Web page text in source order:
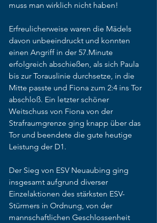
muss man wirklich nicht haben!
Erfreulicherweise waren die Mädels
davon unbeeindruckt und konnten
einen Angriff in der 57.Minute
erfolgreich abschießen, als sich Paula
bis zur Torauslinie durchsetze, in die
Mitte passte und Fiona zum 2:4 ins Tor
abschloß. Ein letzter schöner
Weitschuss von Fiona von der
Strafraumgrenze ging knapp über das
Tor und beendete die gute heutige
Leistung der D1.
Der Sieg von ESV Neuaubing ging
insgesamt aufgrund diverser
Einzelaktionen des stärksten ESV-
Stürmers in Ordnung, von der
mannschaftlichen Geschlossenheit